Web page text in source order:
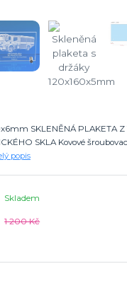
SKLENĚNÁ PLAKETA Z
SKLA Kovové
popis
Skladem
1 200 Kč